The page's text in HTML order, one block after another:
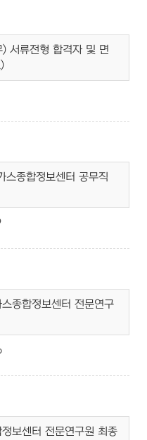
서류전형 합격자 및 면
종합정보센터 공무직
종합정보센터 전문연구
보센터 전문연구원 최종